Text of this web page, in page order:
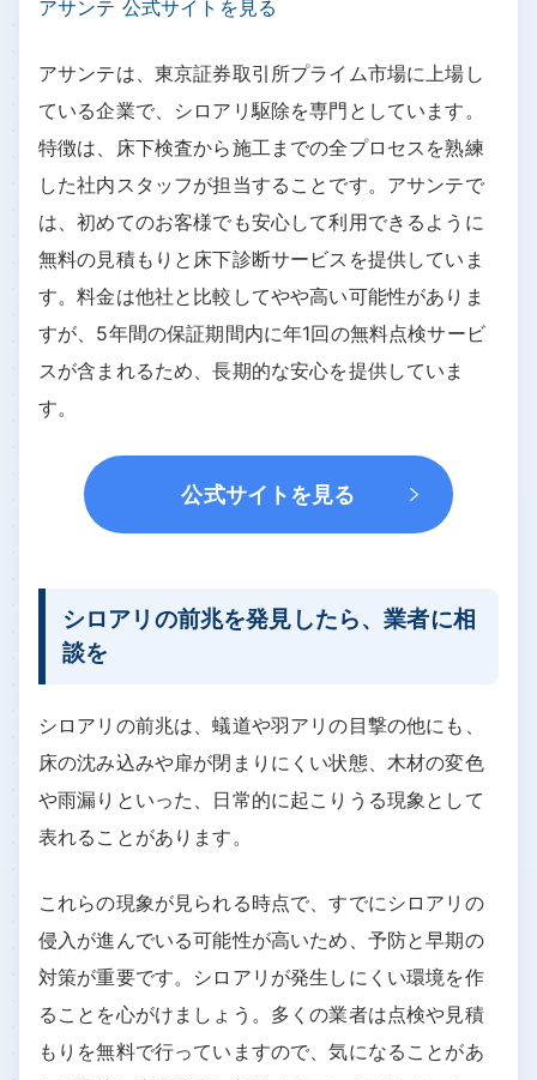
アサンテ 公式サイトを見る
アサンテは、東京証券取引所プライム市場に上場し
ている企業で、シロアリ駆除を専門としています。
特徴は、床下検査から施工までの全プロセスを熟練
した社内スタッフが担当することです。アサンテで
無料の見積もりと床下診断サービスを提供していま
す。料金は他社と比較してやや高い可能性がありま
す。
シロアリの前兆を発見したら、業者に相
シロアリの前兆は、蟻道や羽アリの目撃の他にも、
床の沈み込みや扉が閉まりにくい状態、木材の変色
や雨漏りといった、日常的に起こりうる現象として
表れることがあります。